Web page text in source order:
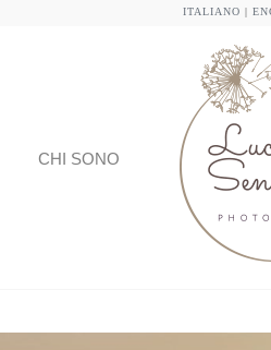
ITALIANO |
CHI SONO